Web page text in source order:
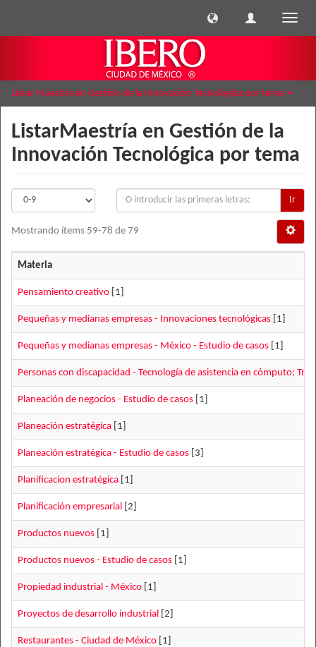
Listar Maestría en Gestión de la Innovación Tecnológica por tema
ListarMaestría en Gestión de la
Innovación Tecnológica por tema
Ir
Mostrando ítems 59-78 de 79
Materia
Pensamiento creativo [1]
Pequeñas y medianas empresas - Innovaciones tecnológicas [1]
Pequeñas y medianas empresas - México - Estudio de casos [1]
Personas con discapacidad - Tecnología de asistencia en cómputo;
Planeación de negocios - Estudio de casos [1]
Planeación estratégica [1]
Planeación estratégica - Estudio de casos [3]
Planificacion estratégica [1]
Planificación empresarial [2]
Productos nuevos [1]
Productos nuevos - Estudio de casos [1]
Propiedad industrial - México [1]
Proyectos de desarrollo industrial [2]
Restaurantes - Ciudad de México [1]